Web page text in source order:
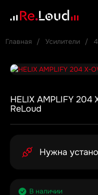
Главная Усилители
HELIX AMPLIFY 204
ReLoud
Нужна
В наличии